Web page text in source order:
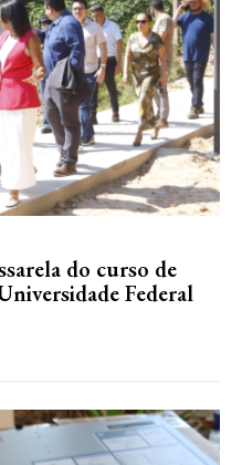
do curso de
Federal